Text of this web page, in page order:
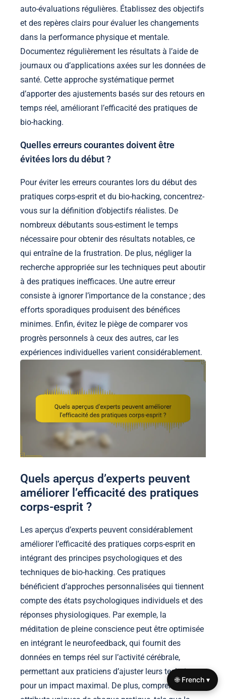
auto-évaluations régulières. Établissez des objectifs
et des repères clairs pour évaluer les changements
dans la performance physique et mentale.
Documentez régulièrement les résultats à l’aide de
journaux ou d’applications axées sur les données de
santé. Cette approche systématique permet
d’apporter des ajustements basés sur des retours en
temps réel, améliorant l’efficacité des pratiques de
bio-hacking.
Quelles erreurs courantes doivent être
évitées lors du début ?
Pour éviter les erreurs courantes lors du début des
pratiques corps-esprit et du bio-hacking, concentrez-
vous sur la définition d’objectifs réalistes. De
nombreux débutants sous-estiment le temps
nécessaire pour obtenir des résultats notables, ce
qui entraîne de la frustration. De plus, négliger la
recherche appropriée sur les techniques peut aboutir
à des pratiques inefficaces. Une autre erreur
consiste à ignorer l’importance de la constance ; des
efforts sporadiques produisent des bénéfices
minimes. Enfin, évitez le piège de comparer vos
progrès personnels à ceux des autres, car les
expériences individuelles varient considérablement.
Quels aperçus d’experts peuvent
améliorer l’efficacité des pratiques
corps-esprit ?
Les aperçus d’experts peuvent considérablement
améliorer l’efficacité des pratiques corps-esprit en
intégrant des principes psychologiques et des
techniques de bio-hacking. Ces pratiques
bénéficient d’approches personnalisées qui tiennent
compte des états psychologiques individuels et des
réponses physiologiques. Par exemple, la
méditation de pleine conscience peut être optimisée
en intégrant le neurofeedback, qui fournit des
données en temps réel sur l’activité cérébrale,
permettant aux praticiens d’ajuster leurs techniques
pour un impact maximal. De plus, comprendre les
🌐 French ▾